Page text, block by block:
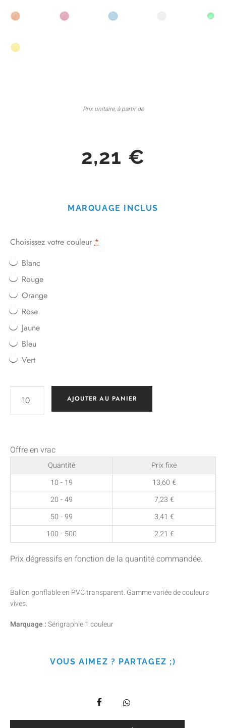
Prix unitaire, à partir de
2,21 €
MARQUAGE INCLUS
Choisissez votre couleur *
Blanc
Rouge
Orange
Rose
Jaune
Bleu
Vert
AJOUTER AU PANIER
Offre en vrac
Quantité
Prix fixe
10 - 19
13,60€
20 - 49
7,23 €
50 - 99
3,41 €
100 - 500
2,21 €
Prix dégressifs en fonction de la quantité commandée.
Ballon gonflable en PVC transparent. Gamme variée de couleurs
vives.
Marquage :Sérigraphie 1 couleur
VOUS AIMEZ ? PARTAGEZ ;)